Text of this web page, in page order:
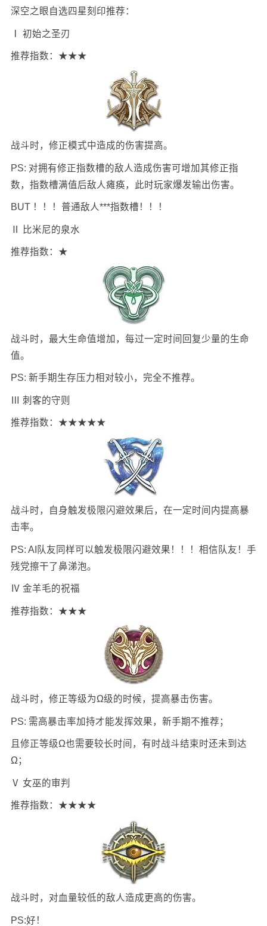
深空之眼自选四星刻印推荐：
Ⅰ 初始之圣刃
推荐指数：★★★
战斗时，修正模式中造成的伤害提高。
PS: 对拥有修正指数槽的敌人造成伤害可增加其修正指
数，指数槽满值后敌人瘫痪，此时玩家爆发输出伤害。
BUT ！！！普通敌人***指数槽！！！
Ⅱ 比米尼的泉水
推荐指数：★
战斗时，最大生命值增加，每过一定时间回复少量的生命
值。
PS: 新手期生存压力相对较小，完全不推荐。
Ⅲ 刺客的守则
推荐指数：★★★★★
战斗时，自身触发极限闪避效果后，在一定时间内提高暴
击率。
PS: AI队友同样可以触发极限闪避效果！！！相信队友！手
残党擦干了鼻涕泡。
Ⅳ 金羊毛的祝福
推荐指数：★★★
战斗时，修正等级为Ω级的时候，提高暴击伤害。
PS: 需高暴击率加持才能发挥效果，新手期不推荐；
且修正等级Ω也需要较长时间，有时战斗结束时还未到达
Ω；
Ⅴ 女巫的审判
推荐指数：★★★★
战斗时，对血量较低的敌人造成更高的伤害。
PS:好！